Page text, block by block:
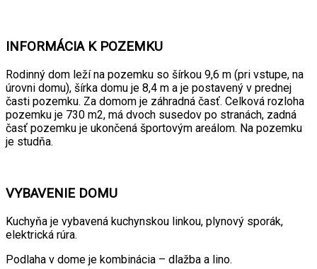
INFORMÁCIA K POZEMKU
Rodinný dom leží na pozemku so šírkou 9,6 m (pri vstupe, na
úrovni domu), šírka domu je 8,4 m a je postavený v prednej
časti pozemku. Za domom je záhradná časť. Celková rozloha
pozemku je 730 m2, má dvoch susedov po stranách, zadná
časť pozemku je ukončená športovým areálom. Na pozemku
je studňa.
VYBAVENIE DOMU
Kuchyňa je vybavená kuchynskou linkou, plynový sporák,
elektrická rúra.
Podlaha v dome je kombinácia – dlažba a lino.